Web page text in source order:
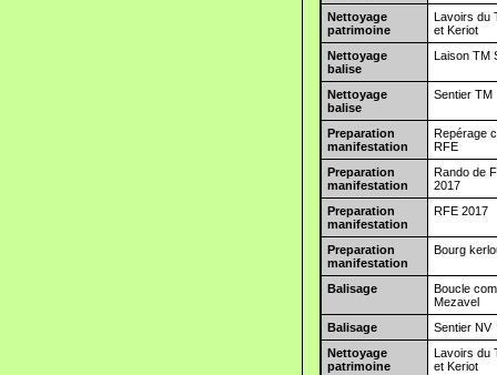
Nettoyage
patrimoine
Lavoirs du
et Keriot
Nettoyage
balise
Laison TM
Nettoyage
balise
Sentier TM
Preparation
manifestation
Repérage
RFE
Preparation
manifestation
Rando de
2017
Preparation
manifestation
RFE 2017
Preparation
manifestation
Bourg
Balisage
Boucle
Mezavel
Balisage
Sentier NV
Nettoyage
patrimoine
Lavoirs du
et Keriot